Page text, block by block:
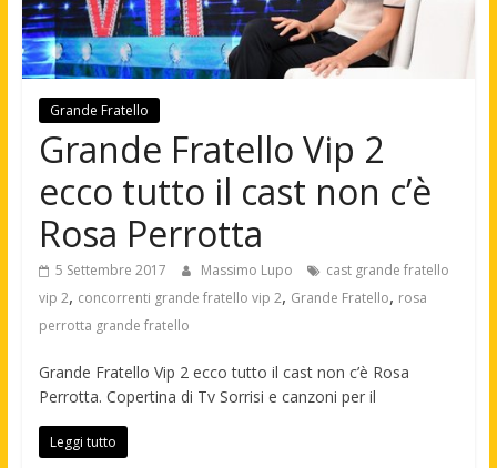
Grande Fratello
Grande Fratello Vip 2
ecco tutto il cast non c’è
Rosa Perrotta
5 Settembre 2017 Massimo Lupo
cast grande fratello
vip 2, concorrenti grande fratello vip 2, Grande Fratello, rosa
perrotta grande fratello
Grande Fratello Vip 2 ecco tutto il cast non c’è Rosa
Perrotta. Copertina di Tv Sorrisi e canzoni per il
Leggi tutto